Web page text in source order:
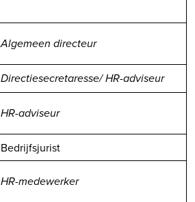
Algemeen directeur
Directiesecretaresse/ HR-adviseur
HR-adviseur
Bedrijfsjurist
HR-medewerker